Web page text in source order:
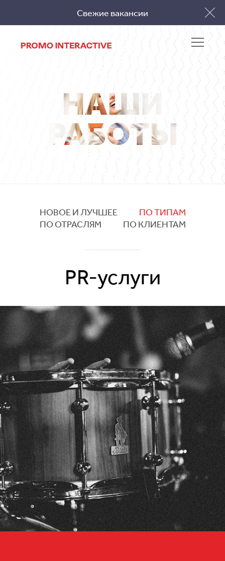
Свежие вакансии
Заполнить бриф
НАШИ
РАБОТЫ
НОВОЕ И ЛУЧШЕЕ
ПО ТИПАМ
ПО ОТРАСЛЯМ
ПО КЛИЕНТАМ
PR-услуги